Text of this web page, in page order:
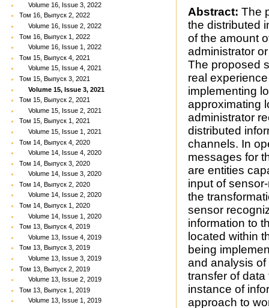
Volume 16, Issue 3, 2022
Том 16, Выпуск 2, 2022
Volume 16, Issue 2, 2022
Том 16, Выпуск 1, 2022
Volume 16, Issue 1, 2022
Том 15, Выпуск 4, 2021
Volume 15, Issue 4, 2021
Том 15, Выпуск 3, 2021
Volume 15, Issue 3, 2021
Том 15, Выпуск 2, 2021
Volume 15, Issue 2, 2021
Том 15, Выпуск 1, 2021
Volume 15, Issue 1, 2021
Том 14, Выпуск 4, 2020
Volume 14, Issue 4, 2020
Том 14, Выпуск 3, 2020
Volume 14, Issue 3, 2020
Том 14, Выпуск 2, 2020
Volume 14, Issue 2, 2020
Том 14, Выпуск 1, 2020
Volume 14, Issue 1, 2020
Том 13, Выпуск 4, 2019
Volume 13, Issue 4, 2019
Том 13, Выпуск 3, 2019
Volume 13, Issue 3, 2019
Том 13, Выпуск 2, 2019
Volume 13, Issue 2, 2019
Том 13, Выпуск 1, 2019
Volume 13, Issue 1, 2019
Abstract: The
the distributed
of the amount
administrator
The proposed
real
implementing
approximating
administrator
distributed
channels. In
messages for
are entities
input of
the
sensor
information to
located within
being
and analysis
transfer of
instance of
approach to